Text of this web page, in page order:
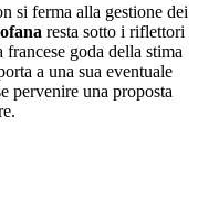
si ferma alla gestione dei
resta sotto i riflettori
goda della stima
a una sua eventuale
pervenire una proposta